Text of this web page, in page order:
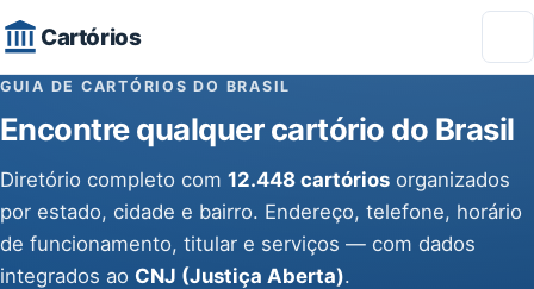
Cartórios
GUIA DE CARTÓRIOS DO BRASIL
Encontre qualquer cartório do Brasil
Diretório completo com 12.448 cartórios organizados
por estado, cidade e bairro. Endereço, telefone, horário
de funcionamento, titular e serviços — com dados
integrados ao CNJ (Justiça Aberta).